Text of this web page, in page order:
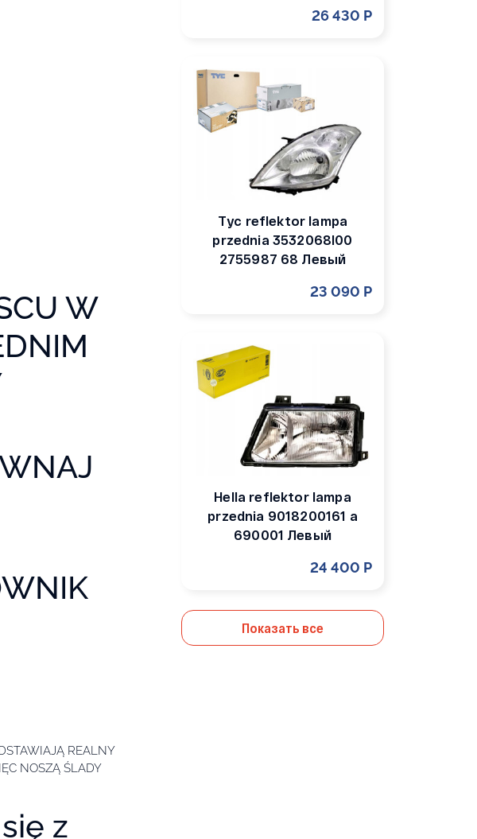
W
REALNY
NOSZĄ ŚLADY
z
26 430 Р
Tyc reflektor lampa
przednia 3532068l00
2755987 68 Левый
23 090 Р
Hella reflektor lampa
przednia 9018200161 a
690001 Левый
24 400 Р
Показать все